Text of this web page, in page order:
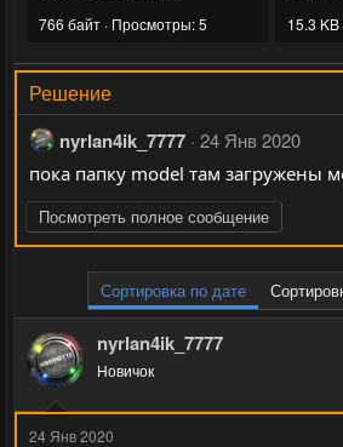
766 байт · Просмотры: 5
15.3
Решение
nyrlan4ik_7777 24 Янв 2020
пока папку model там загружены
Посмотреть полное сообщение
Сортировка по дате
nyrlan4ik_7777
Новичок
24 Янв 2020